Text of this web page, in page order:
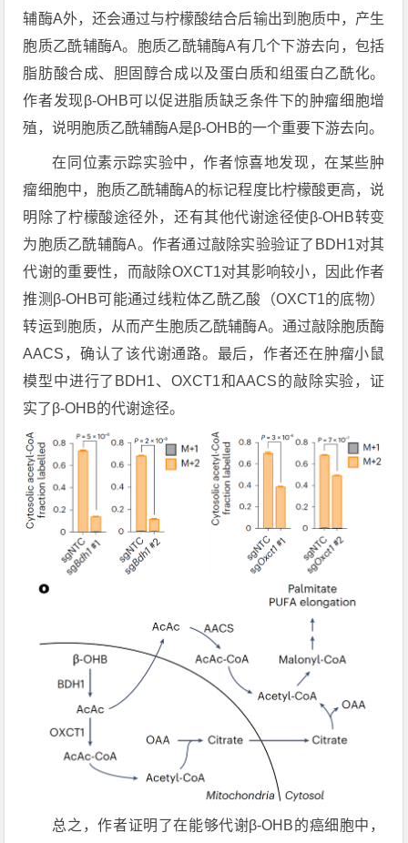
辅酶A外，还会通过与柠檬酸结合后输出到胞质中，产生
胞质乙酰辅酶A。胞质乙酰辅酶A有几个下游去向，包括
脂肪酸合成、胆固醇合成以及蛋白质和组蛋白乙酰化。
作者发现β-OHB可以促进脂质缺乏条件下的肿瘤细胞增
殖，说明胞质乙酰辅酶A是β-OHB的一个重要下游去向。
在同位素示踪实验中，作者惊喜地发现，在某些肿
瘤细胞中，胞质乙酰辅酶A的标记程度比柠檬酸更高，说
明除了柠檬酸途径外，还有其他代谢途径使β-OHB转变
为胞质乙酰辅酶A。作者通过敲除实验验证了BDH1对其
代谢的重要性，而敲除OXCT1对其影响较小，因此作者
推测β-OHB可能通过线粒体乙酰乙酸（OXCT1的底物）
转运到胞质，从而产生胞质乙酰辅酶A。通过敲除胞质酶
AACS ，确认了该代谢通路。最后，作者还在肿瘤小鼠
模型中进行了BDH1、OXCT1和AACS的敲除实验，证
实了β-OHB的代谢途径。
总之，作者证明了在能够代谢β-OHB的癌细胞中，